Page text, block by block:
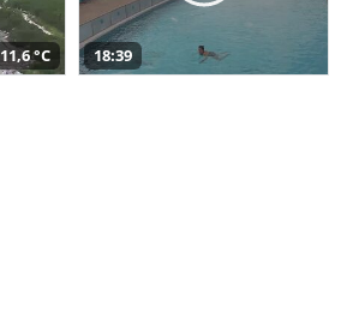
11,6 °C 18:39